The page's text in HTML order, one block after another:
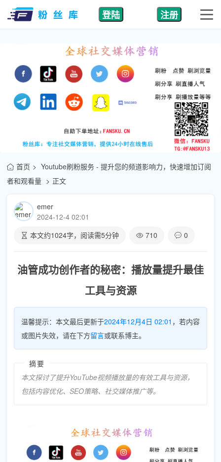
登陆 注册
首页
Youtube刷粉服务 - 提升您的频道影响力，快速增加订阅
者和观看量
正文
emer
2024-12-4 02:01
本文约1024字，阅读需5分钟 710 0
油管成功创作者的秘密：播放量提升最佳
工具与资源
温馨提示：本文最后更新于2024年12月4日 02:01 ，若内容
或图片失效，请在下方留言或联系博主。
摘要
本文探讨了提升YouTube视频播放量的有效工具与资源，
包括内容优化、SEO策略、社交媒体推广等。